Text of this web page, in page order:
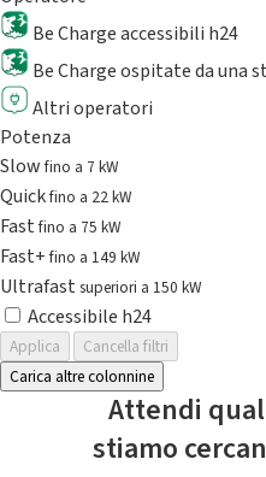
Be Charge accessibili h24
Be Charge ospitate da una
Altri operatori
Potenza
Slowfino a 7 kW
Quickfino a 22 kW
Fastfino a 75 kW
Fast+fino a 149 kW
Ultrafast superiori a 150 kW
Accessibile h24
Applica
Cancella filtri
Carica altre colonnine
Attendi
stiamo